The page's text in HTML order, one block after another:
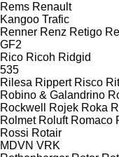
Rems Renault
Kangoo Trafic
Renner Renz Retigo
GF2
Rico Ricoh Ridgid
535
Rilesa Rippert Risco
Robino & Galandrino
Rockwell
Rojek Roka
Rolmet Roluft Romaco
Rossi Rotair
MDVN VRK